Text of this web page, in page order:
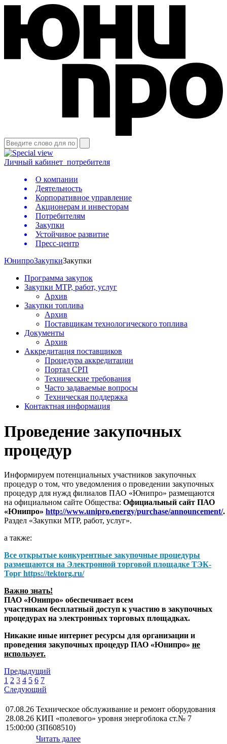
Личный кабинет потребителя
О компании
Деятельность
Корпоративное управление
Акционерам и инвесторам
Потребителям
Закупки
Устойчивое развитие
Пресс-центр
ЮнипроЗакупкиЗакупки
Программа закупок
Закупки МТР, работ, услуг
Архив
Закупки топлива
Архив
Поставщикам технологического топлива
Документы
Архив
Аккредитация поставщиков
Процедура аккредитации
Портал СРП
Технические требования
Часто задаваемые вопросы
Техническая поддержка
Контактная информация
Проведение закупочных
процедур
Информируем потенциальных участников закупочных
процедур о том, что уведомления о проведении закупочных
процедур для нужд филиалов ПАО «Юнипро» размещаются
на официальном сайте Общества: Официальный сайт ПАО
«Юнипро» http://www.unipro.energy/purchase/announcement/.
Раздел «Закупки МТР, работ, услуг».
а также:
Все открытые конкурентные закупочные процедуры
размещаются на Электронной торговой площадке ТЭК-
Торг https://tektorg.ru/
Важно знать!
ПАО «Юнипро» обеспечивает всем
участникам бесплатный доступ к участию в закупочных
процедурах на электронных торговых площадках.
Никакие иные интернет ресурсы для организации и
проведения закупочных процедур ПАО «Юнипро» не
использует.
Предыдущий
1 2 3 4 5 6 7
Следующий
07.08.26
28.08.26
15:00:00
Техническое обслуживание и ремонт оборудования
КИП «полевого» уровня энергоблока ст.№ 7
(ЗП608510)
Читать далее